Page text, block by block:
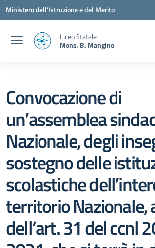
Vai ai contenuti
Vai al menu di navigazione
Vai al footer
Ministero dell'Istruzione e del Merito
Liceo Statale
Mons. B. Mangino
Convocazione di
un’assemblea
Nazionale, degli
sostegno delle
scolastiche
territorio Nazionale,
dell’art. 31 del ccnl